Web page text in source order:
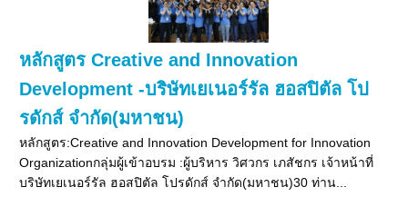
หลักสูตร Creative and Innovation
Development -บริษัทเยเนอร์รัล ฮอสปิตัล โป
รดักส์ จำกัด(มหาชน)
หลักสูตร:Creative and Innovation Development for Innovation
Organizationกลุ่มผู้เข้าอบรม :ผู้บริหาร วิศวกร เภสัชกร เจ้าหน้าที่
บริษัทเยเนอร์รัล ฮอสปิตัล โปรดักส์ จำกัด(มหาชน)30 ท่าน...